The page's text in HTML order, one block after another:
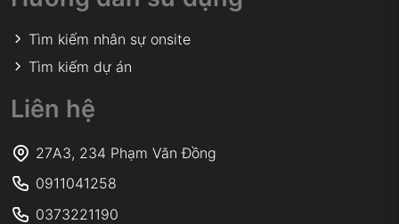
Tìm kiếm nhân sự onsite
Tìm kiếm dự án
Liên hệ
27A3, 234 Phạm Văn Đồng
0911041258
0373221190